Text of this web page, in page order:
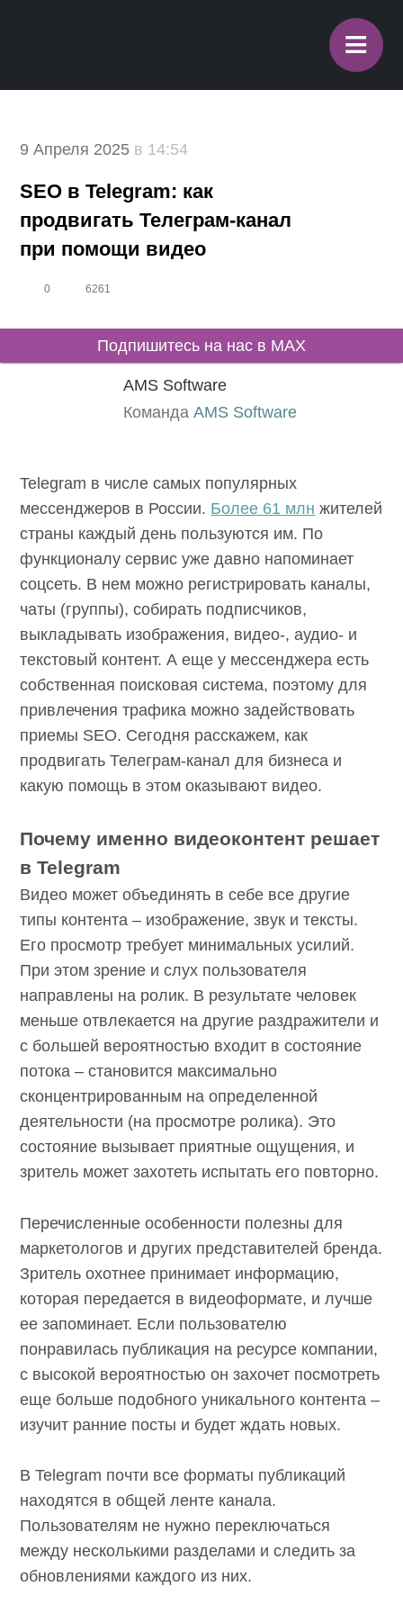
≡
9 Апреля 2025 в 14:54
SEO в Telegram: как
продвигать Телеграм-канал
при помощи видео
0 6261
Подпишитесь на нас в MAX
AMS Software
КомандаAMS Software
Telegram в числе самых популярных
мессенджеров в России.Более 61 млн
жителей страны каждый день пользуются им.
По функционалу сервис уже давно
напоминает соцсеть. В нем можно
регистрировать каналы, чаты (группы),
собирать подписчиков, выкладывать
изображения, видео-, аудио- и текстовый
контент. А еще у мессенджера есть
собственная поисковая система, поэтому для
привлечения трафика можно задействовать
приемы SEO. Сегодня расскажем, как
продвигать Телеграм-канал для бизнеса и
Почему именно видеоконтент решает
в Telegram
Видео может объединять в себе все другие
типы контента – изображение, звук и тексты.
Его просмотр требует минимальных усилий.
При этом зрение и слух пользователя
направлены на ролик. В результате человек
меньше отвлекается на другие раздражители
и с большей вероятностью входит в
состояние потока – становится максимально
сконцентрированным на определенной
деятельности (на просмотре ролика). Это
состояние вызывает приятные ощущения, и
повторно.
Перечисленные особенности полезны для
маркетологов и других представителей
бренда. Зритель охотнее принимает
информацию, которая передается в
видеоформате, и лучше ее запоминает. Если
пользователю понравилась публикация на
ресурсе компании, с высокой вероятностью
подобного уникального контента – изучит
ранние посты и будет ждать новых.
В Telegram почти все форматы публикаций
находятся в общей ленте канала.